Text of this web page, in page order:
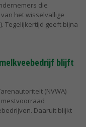
die
het wisselvallige
Tegelijkertijd geeft bijna
blijft
(NVWA)
Daaruit blijkt